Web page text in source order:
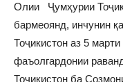
Олии Ҷумҳурии
бармеоянд, инчунин
Тоҷикистон аз 5
фаъолгардонии
Тоҷикистон ба